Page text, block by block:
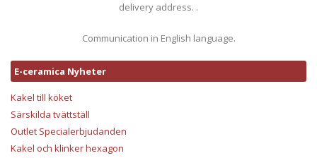
delivery address. .
Communication in English language.
E-ceramica Nyheter
Kakel till köket
Särskilda tvättställ
Outlet Specialerbjudanden
Kakel och klinker hexagon